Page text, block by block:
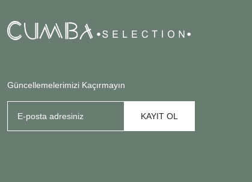
Güncellemelerimizi Kaçırmayın
KAYIT OL